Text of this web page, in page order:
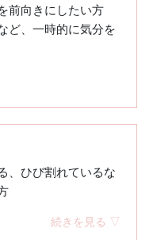
前向きにしたい方
ど、一時的に気分を
、ひび割れているな
続きを見る ▽